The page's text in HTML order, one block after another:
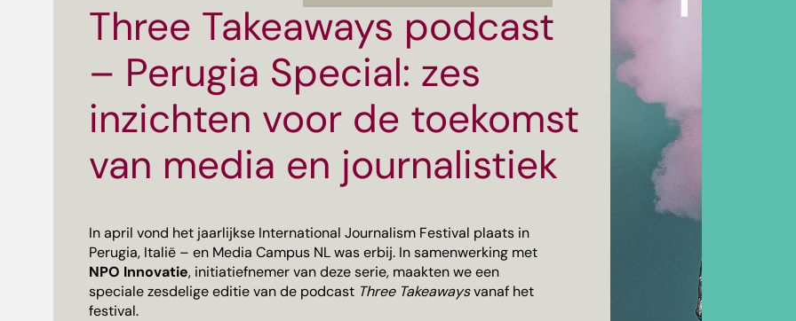
Three Takeaways podcast
– Perugia Special: zes
inzichten voor de toekomst
van media en journalistiek
In april vond het jaarlijkse International Journalism Festival plaats in
Perugia, Italië – en Media Campus NL was erbij. In samenwerking met
NPO Innovatie, initiatiefnemer van deze serie, maakten we een
speciale zesdelige editie van de podcast Three Takeawaysvanaf het
festival.